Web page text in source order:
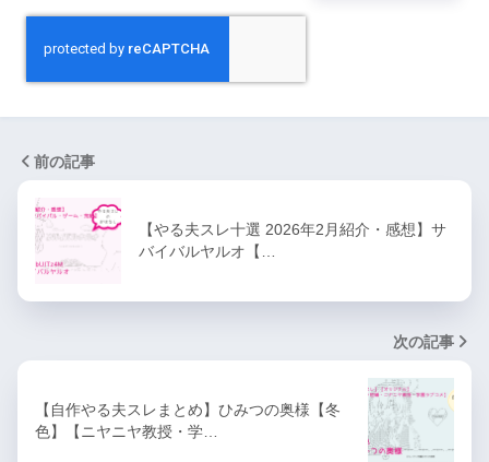
前の記事
【やる夫スレ十選 2026年2月紹介・感想】サ
バイバルヤルオ【…
次の記事
【自作やる夫スレまとめ】ひみつの奥様【冬
色】【ニヤニヤ教授・学…